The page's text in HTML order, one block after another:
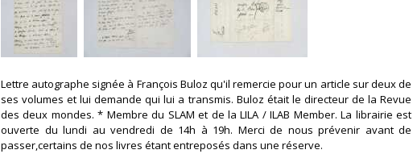
‎Lettre autographe signée à François Buloz qu'il remercie pour un article sur deux de
ses volumes et lui demande qui lui a transmis. Buloz était le directeur de la Revue
des deux mondes. * Membre du SLAM et de la LILA / ILAB Member. La librairie est
ouverte du lundi au vendredi de 14h à 19h. Merci de nous prévenir avant de
passer,certains de nos livres étant entreposés dans une réserve. ‎